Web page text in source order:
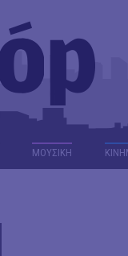
ΜΟΥΣΙΚΗ